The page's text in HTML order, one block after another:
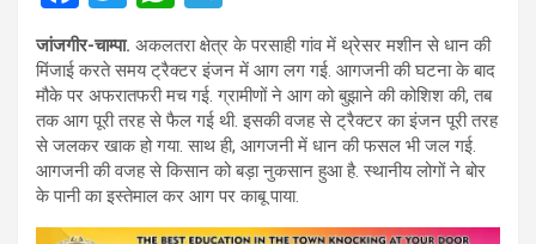
a
ce
b
o
o
k
wi
tt
er
h
at
s
A
p
p
el
e
gr
a
m
जांजगीर-चाम्पा. अकलतरा क्षेत्र के परसाही गांव में थ्रेसर मशीन से धान की
मिंजाई करते समय ट्रैक्टर इंजन में आग लग गई. आगजनी की घटना के बाद
मौके पर अफरातफरी मच गई. ग्रामीणों ने आग को बुझाने की कोशिश की, तब
तक आग पूरी तरह से फैल गई थी. इसकी वजह से ट्रैक्टर का इंजन पूरी तरह
से जलकर खाक हो गया. साथ ही, आगजनी में धान की फसल भी जल गई.
आगजनी की वजह से किसान को बड़ा नुकसान हुआ है. स्थानीय लोगों ने बोर
के पानी का इस्तेमाल कर आग पर काबू पाया.